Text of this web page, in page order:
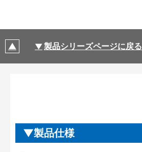
製品シリーズページに戻る
製品仕様